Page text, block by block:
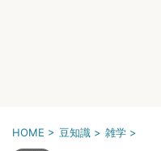
HOME > 豆知識 > 雑学 >